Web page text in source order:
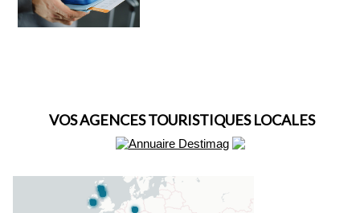
VOS AGENCES TOURISTIQUES LOCALES